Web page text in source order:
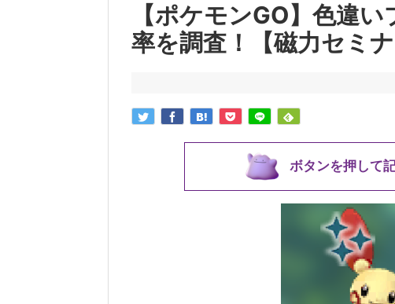
【ポケモンGO】色違
率を調査！【磁力セミナ
ボタンを押して